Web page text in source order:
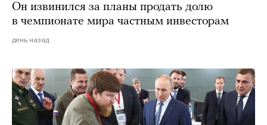
Он извинился за планы продать долю
в чемпионате мира частным инвесторам
день назад